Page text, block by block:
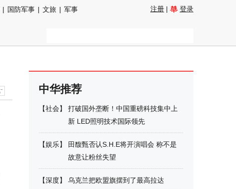
| 国防军事 | 文旅 | 军事
注册 | 登录
中华推荐
【社会】
打破国外垄断！中国重磅科技集中上
新 LED照明技术国际领先
【娱乐】
田馥甄否认S.H.E将开演唱会 称不是
故意让粉丝失望
【深度】 乌克兰把欧盟旗摆到了最高拉达